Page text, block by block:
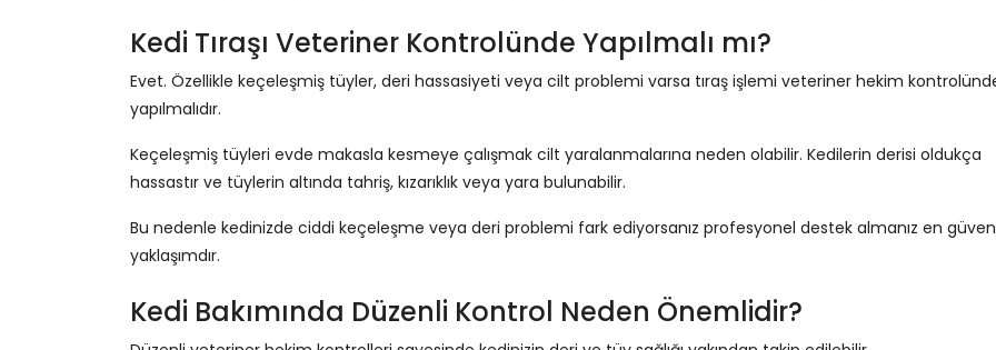
Kedi Tıraşı Veteriner Kontrolünde Yapılmalı mı?
Evet. Özellikle keçeleşmiş tüyler, deri hassasiyeti veya cilt problemi varsa tıraş işlemi veteriner hekim
yapılmalıdır.
Keçeleşmiş tüyleri evde makasla kesmeye çalışmak cilt yaralanmalarına neden olabilir. Kedilerin derisi oldukça
hassastır ve tüylerin altında tahriş, kızarıklık veya yara bulunabilir.
Bu nedenle kedinizde ciddi keçeleşme veya deri problemi fark ediyorsanız profesyonel destek almanız en
yaklaşımdır.
Kedi Bakımında Düzenli Kontrol Neden Önemlidir?